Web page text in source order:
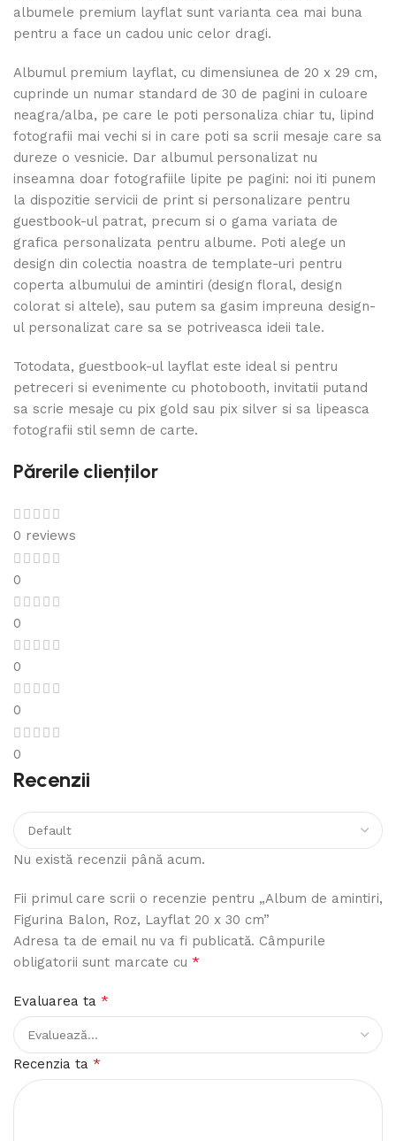
albumele premium layflat sunt varianta cea mai buna
pentru a face un cadou unic celor dragi.
Albumul premium layflat, cu dimensiunea de 20 x 29 cm,
cuprinde un numar standard de 30 de pagini in culoare
neagra/alba, pe care le poti personaliza chiar tu, lipind
fotografii mai vechi si in care poti sa scrii mesaje care sa
dureze o vesnicie. Dar albumul personalizat nu
inseamna doar fotografiile lipite pe pagini: noi iti punem
la dispozitie servicii de print si personalizare pentru
guestbook-ul patrat, precum si o gama variata de
grafica personalizata pentru albume. Poti alege un
design din colectia noastra de template-uri pentru
coperta albumului de amintiri (design floral, design
colorat si altele), sau putem sa gasim impreuna design-
ul personalizat care sa se potriveasca ideii tale.
Totodata, guestbook-ul layflat este ideal si pentru
petreceri si evenimente cu photobooth, invitatii putand
sa scrie mesaje cu pix gold sau pix silver si sa lipeasca
fotografii stil semn de carte.
Părerile clienților
0 reviews
0
0
0
0
0
Recenzii
Nu există recenzii până acum.
Fii primul care scrii o recenzie pentru „Album de amintiri,
Figurina Balon, Roz, Layflat 20 x 30 cm”
Adresa ta de email nu va fi publicată. Câmpurile
obligatorii sunt marcate cu *
Evaluarea ta *
Recenzia ta *